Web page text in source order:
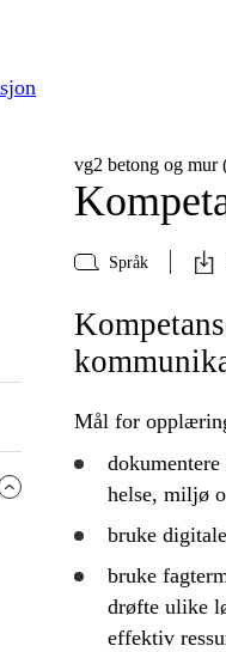
vg2 betong og mur
Språk
Mål for
dokumentere
helse, miljø
brukedigitale
bruke
drøfteulike
effektiv